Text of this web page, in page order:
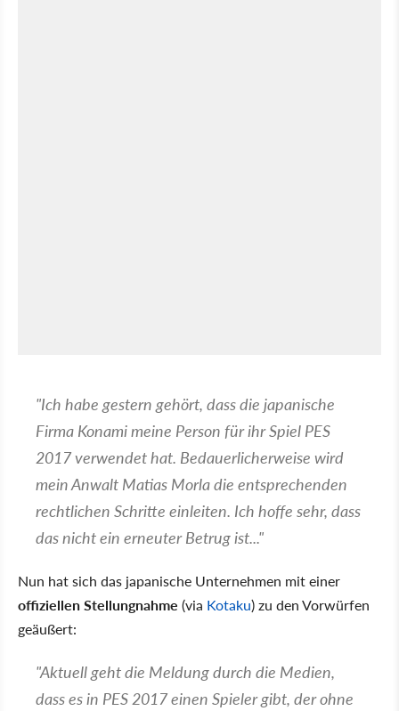
"Ich habe gestern gehört, dass die japanische
Firma Konami meine Person für ihr Spiel PES
2017 verwendet hat. Bedauerlicherweise wird
mein Anwalt Matias Morla die entsprechenden
rechtlichen Schritte einleiten. Ich hoffe sehr, dass
das nicht ein erneuter Betrug ist..."
Nun hat sich das japanische Unternehmen mit einer
offiziellen Stellungnahme (via Kotaku) zu den Vorwürfen
geäußert:
"Aktuell geht die Meldung durch die Medien,
dass es in PES 2017 einen Spieler gibt, der ohne